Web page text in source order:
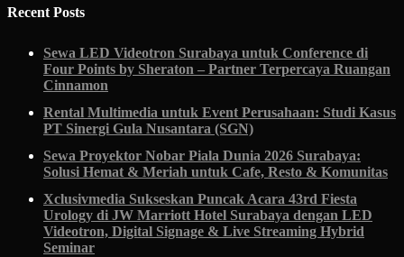
Recent Posts
Sewa LED Videotron Surabaya untuk Conference di
Four Points by Sheraton – Partner Terpercaya Ruangan
Cinnamon
Rental Multimedia untuk Event Perusahaan: Studi Kasus
PT Sinergi Gula Nusantara (SGN)
Sewa Proyektor Nobar Piala Dunia 2026 Surabaya:
Solusi Hemat & Meriah untuk Cafe, Resto & Komunitas
Xclusivmedia Sukseskan Puncak Acara 43rd Fiesta
Urology di JW Marriott Hotel Surabaya dengan LED
Videotron, Digital Signage & Live Streaming Hybrid
Seminar